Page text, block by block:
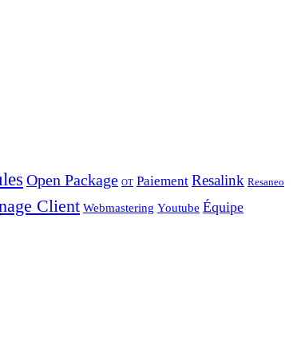
Open Package OT Paiement Resalink Resaneo
Client Webmastering Youtube Équipe